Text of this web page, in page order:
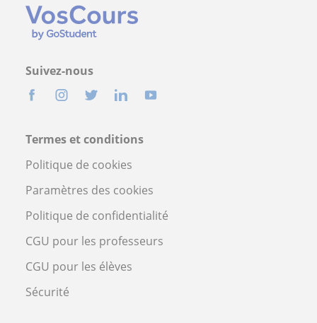
Suivez-nous
Termes et conditions
Politique de cookies
Paramètres des cookies
Politique de confidentialité
CGU pour les professeurs
CGU pour les élèves
Sécurité